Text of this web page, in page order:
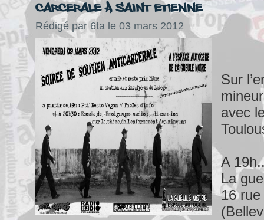
carcerale à Saint etienne
Rédigé par 6ta le 03 mars 2012
Sur
avec
A
La
16